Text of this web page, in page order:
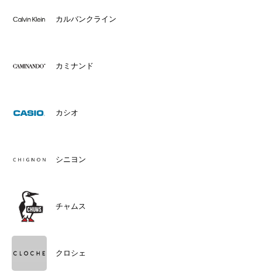
カルバンクライン
カミナンド
カシオ
シニヨン
チャムス
クロシェ